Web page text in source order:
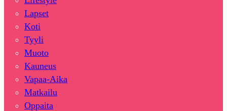
Lapset
Koti
Tyyli
Muoto
Kauneus
Vapaa-Aika
Matkailu
Oppaita